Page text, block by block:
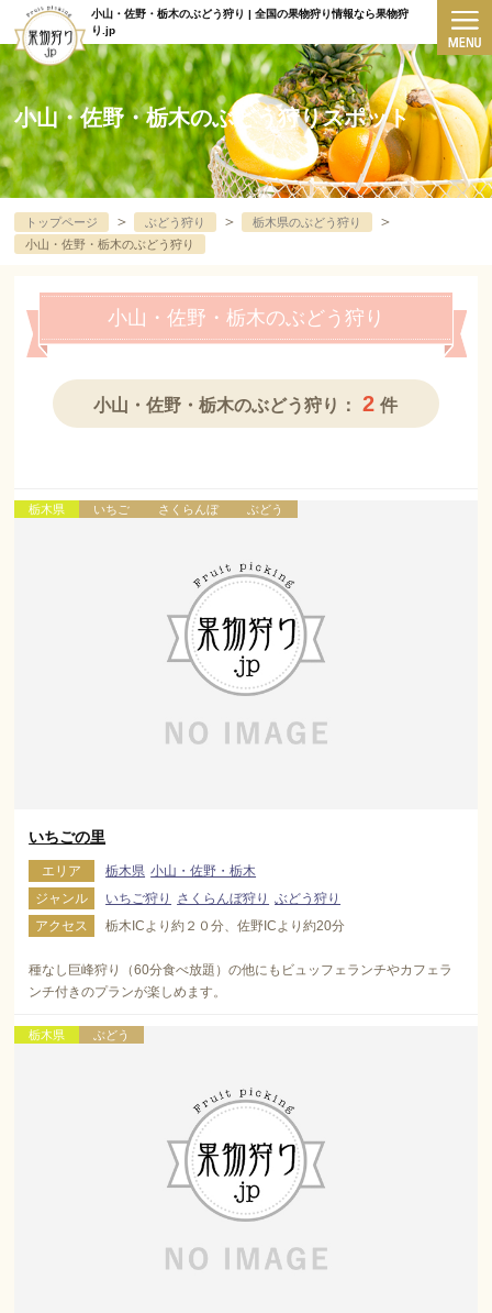
小山・佐野・栃木のぶどう狩り | 全国の果物狩り情報なら果物狩
り.jp
小山・佐野・栃木のぶどう狩りスポット
トップページ ＞ ぶどう狩り ＞ 栃木県のぶどう狩り ＞
小山・佐野・栃木のぶどう狩り
小山・佐野・栃木のぶどう狩り
小山・佐野・栃木のぶどう狩り： 2 件
栃木県 いちご さくらんぼ ぶどう
いちごの里
エリア 栃木県 小山・佐野・栃木
ジャンル
いちご狩り さくらんぼ狩り ぶどう狩り
アクセス
栃木ICより約２０分、佐野ICより約20分
種なし巨峰狩り（60分食べ放題）の他にもビュッフェランチやカフェラ
ンチ付きのプランが楽しめます。
栃木県 ぶどう